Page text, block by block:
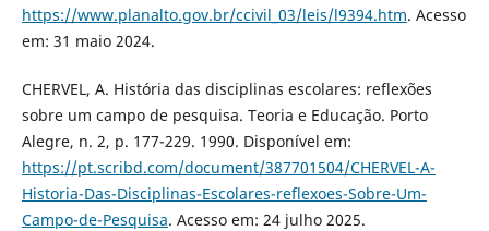
https://www.planalto.gov.br/ccivil_03/leis/l9394.htm. Acesso
em: 31 maio 2024.
CHERVEL, A. História das disciplinas escolares: reflexões
sobre um campo de pesquisa. Teoria e Educação. Porto
Alegre, n. 2, p. 177-229. 1990. Disponível em:
https://pt.scribd.com/document/387701504/CHERVEL-A-
Historia-Das-Disciplinas-Escolares-reflexoes-Sobre-Um-
Campo-de-Pesquisa. Acesso em: 24 julho 2025.